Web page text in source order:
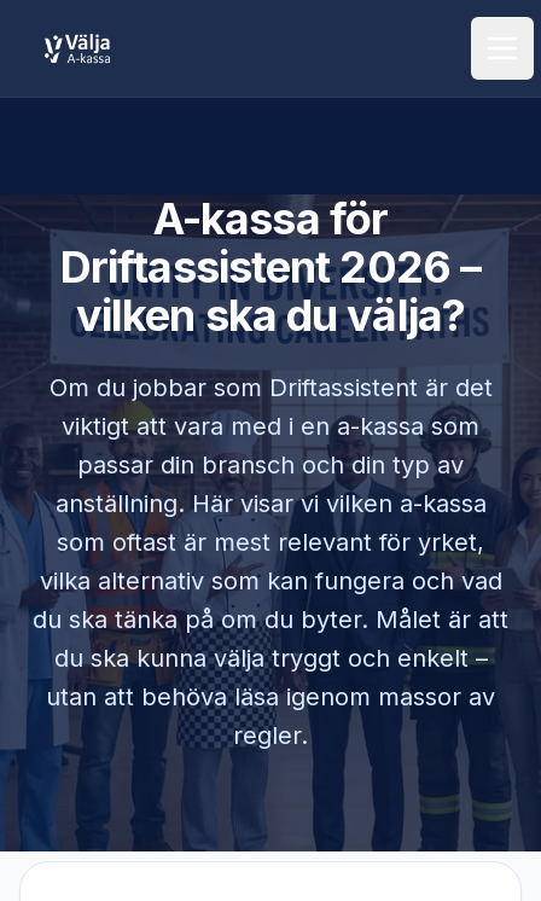
A-kassa för
Driftassistent2026 –
vilken ska du välja?
Om du jobbar som Driftassistentär det
viktigt att vara med i en a-kassa som
passar din bransch och din typ av
anställning. Här visar vi vilken a-kassa
som oftast är mest relevant för yrket,
vilka alternativ som kan fungera och vad
du ska tänka på om du byter. Målet är att
du ska kunna välja tryggt och enkelt –
utan att behöva läsa igenom massor av
regler.